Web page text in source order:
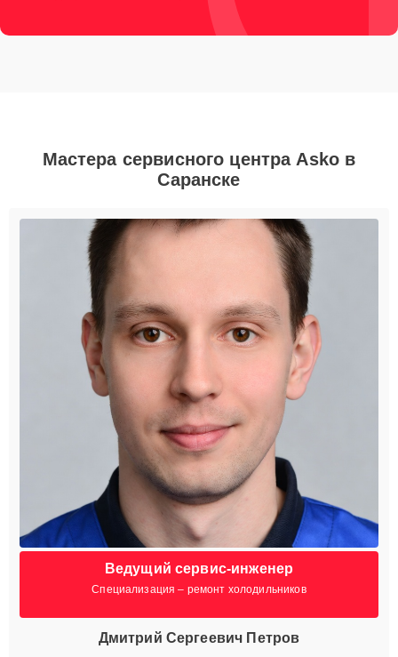
Мастера сервисного центра Asko в
Саранске
Ведущий сервис-инженер
Специализация – ремонт холодильников
Дмитрий Сергеевич Петров